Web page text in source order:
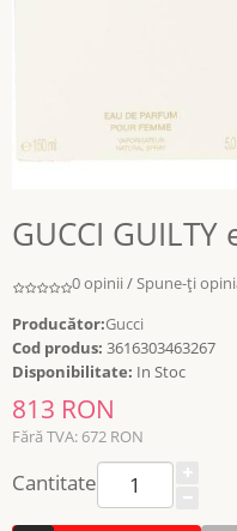
GUCCI
0 opinii /Spune-ţi
Producător:Gucci
Cod produs: 3616303463267
Disponibilitate: In Stoc
813 RON
Fără TVA: 672 RON
Cantitate